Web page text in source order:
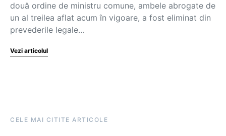
două ordine de ministru comune, ambele abrogate de
un al treilea aflat acum în vigoare, a fost eliminat din
prevederile legale…
Vezi articolul
CELE MAI CITITE ARTICOLE